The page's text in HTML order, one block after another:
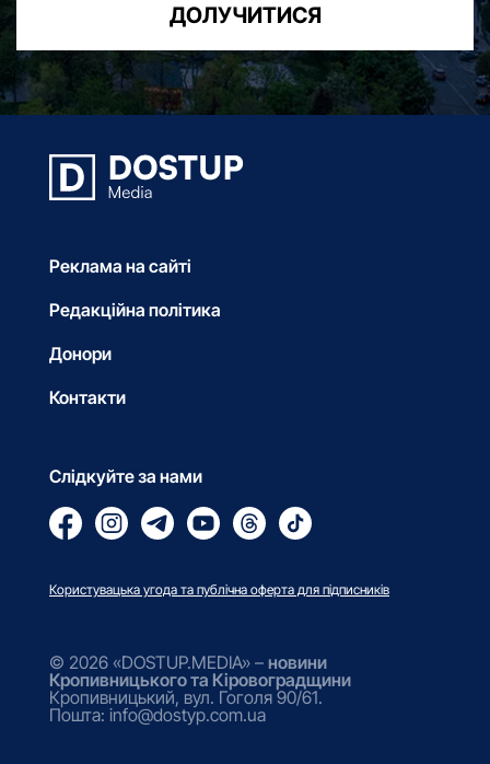
ДОЛУЧИТИСЯ
Реклама на сайті
Редакційна політика
Донори
Контакти
Слідкуйте за нами
Користувацька угода та публічна оферта для підписників
© 2026 «DOSTUP.MEDIA» – новини
Кропивницького та Кіровоградщини
Кропивницький, вул. Гоголя 90/61.
Пошта: info@dostyp.com.ua